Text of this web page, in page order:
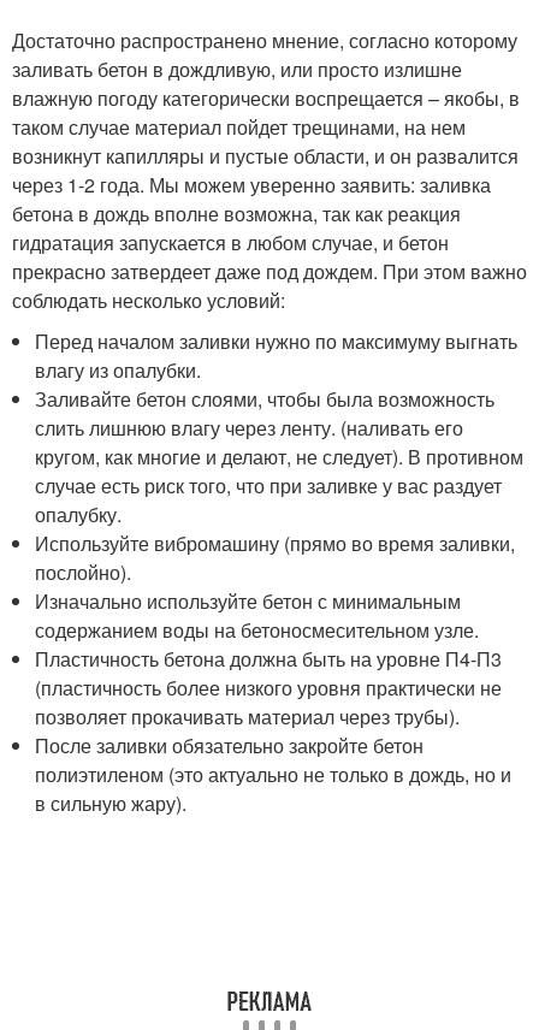
Достаточно распространено мнение, согласно которому
заливать бетон в дождливую, или просто излишне
влажную погоду категорически воспрещается – якобы, в
таком случае материал пойдет трещинами, на нем
возникнут капилляры и пустые области, и он развалится
через 1-2 года. Мы можем уверенно заявить: заливка
бетона в дождь вполне возможна, так как реакция
гидратация запускается в любом случае, и бетон
прекрасно затвердеет даже под дождем. При этом важно
соблюдать несколько условий:
Перед началом заливки нужно по максимуму выгнать
влагу из опалубки.
Заливайте бетон слоями, чтобы была возможность
слить лишнюю влагу через ленту. (наливать его
кругом, как многие и делают, не следует). В противном
случае есть риск того, что при заливке у вас раздует
опалубку.
Используйте вибромашину (прямо во время заливки,
послойно).
Изначально используйте бетон с минимальным
содержанием воды на бетоносмесительном узле.
Пластичность бетона должна быть на уровне П4-П3
(пластичность более низкого уровня практически не
позволяет прокачивать материал через трубы).
После заливки обязательно закройте бетон
полиэтиленом (это актуально не только в дождь, но и
в сильную жару).